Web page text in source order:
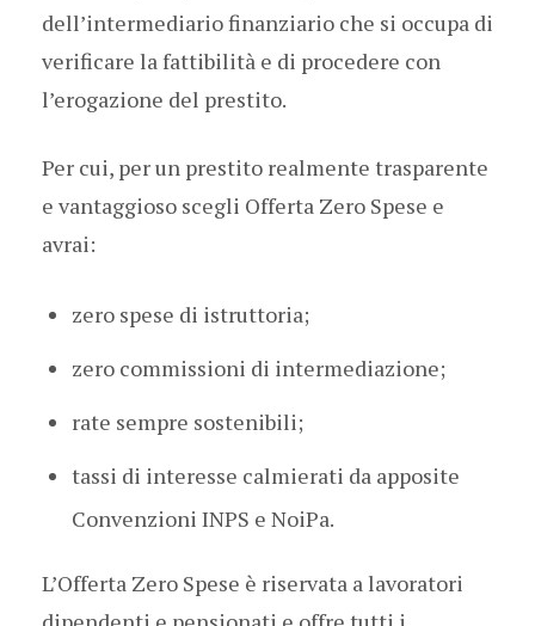
dell’intermediario finanziario che si occupa di
verificare la fattibilità e di procedere con
l’erogazione del prestito.
Per cui, per un prestito realmente trasparente
e vantaggioso scegli Offerta Zero Spese e
avrai:
zero spese di istruttoria;
zero commissioni di intermediazione;
rate sempre sostenibili;
tassi di interesse calmierati da apposite
Convenzioni INPS e NoiPa.
L’Offerta Zero Spese è riservata a lavoratori